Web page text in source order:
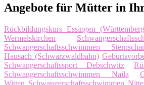
Angebote für Mütter in
Rückbildungskurs Essingen
Wermelskirchen
Schwangerschaftsschwimmen
Hausach (Schwarzwaldbahn)
Schwangerschaftssport Debschwitz
Schwangerschaftsschwimmen Naila
Witten Schwangerschaftsschwimmen